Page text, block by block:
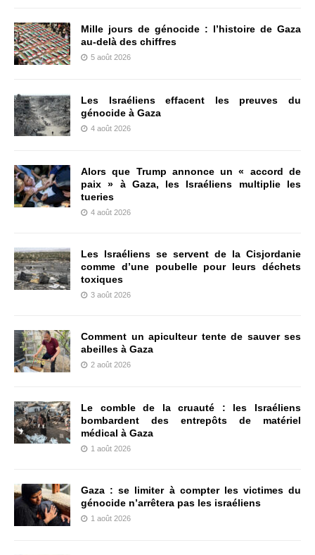
Mille jours de génocide : l’histoire de Gaza
au-delà des chiffres
5 août 2026
Les Israéliens effacent les preuves du
génocide à Gaza
4 août 2026
Alors que Trump annonce un « accord de
paix » à Gaza, les Israéliens multiplie les
tueries
4 août 2026
Les Israéliens se servent de la Cisjordanie
comme d’une poubelle pour leurs déchets
toxiques
3 août 2026
Comment un apiculteur tente de sauver ses
abeilles à Gaza
2 août 2026
Le comble de la cruauté : les Israéliens
bombardent des entrepôts de matériel
médical à Gaza
1 août 2026
Gaza : se limiter à compter les victimes du
génocide n’arrêtera pas les israéliens
1 août 2026